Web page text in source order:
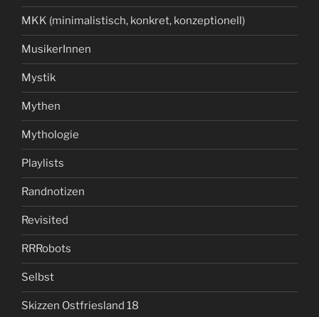
MKK (minimalistisch, konkret, konzeptionell)
MusikerInnen
Mystik
Mythen
Mythologie
Playlists
Randnotizen
Revisited
RRRobots
Selbst
Skizzen Ostfriesland 18